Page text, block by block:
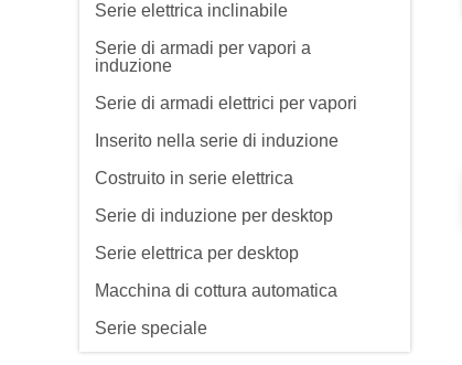
Serie elettrica inclinabile
Serie di armadi per vapori a
induzione
Serie di armadi elettrici per vapori
Inserito nella serie di induzione
Costruito in serie elettrica
Serie di induzione per desktop
Serie elettrica per desktop
Macchina di cottura automatica
Serie speciale